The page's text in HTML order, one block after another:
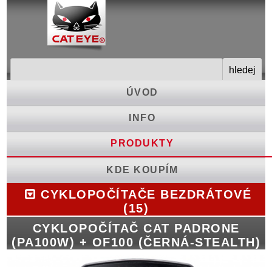
ÚVOD
INFO
PRODUKTY
KDE KOUPÍM
CYKLOPOČÍTAČE BEZDRÁTOVÉ
(15)
CYKLOPOČÍTAČ CAT PADRONE
(PA100W) + OF100 (ČERNÁ-STEALTH)